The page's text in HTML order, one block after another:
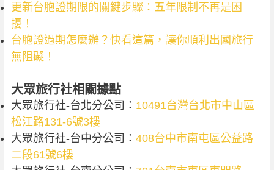
更新台胞證期限的關鍵步驟：五年限制不再是困
擾！
台胞證過期怎麼辦？快看這篇，讓你順利出國旅行
無阻礙！
大眾旅行社相關據點
大眾旅行社-台北分公司： 10491台灣台北市中山區
松江路131-6號3樓
大眾旅行社-台中分公司： 408台中市南屯區公益路
二段61號6樓